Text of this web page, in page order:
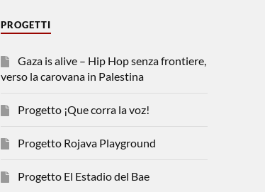
PROGETTI
Gaza is alive – Hip Hop senza frontiere,
verso la carovana in Palestina
Progetto ¡Que corra la voz!
Progetto Rojava Playground
Progetto El Estadio del Bae